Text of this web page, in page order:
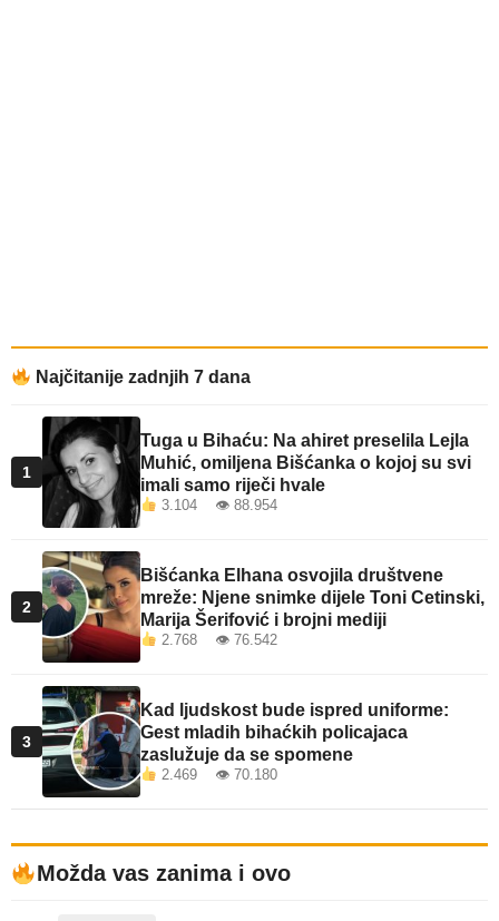
Najčitanije zadnjih 7 dana
1
Tuga u Bihaću: Na ahiret preselila Lejla
Muhić, omiljena Bišćanka o kojoj su svi
imali samo riječi hvale
3.104 👁 88.954
2
Bišćanka Elhana osvojila društvene
mreže: Njene snimke dijele Toni Cetinski,
Marija Šerifović i brojni mediji
2.768 👁 76.542
3
Kad ljudskost bude ispred uniforme:
Gest mladih bihaćkih policajaca
zaslužuje da se spomene
2.469 👁 70.180
Možda vas zanima i ovo